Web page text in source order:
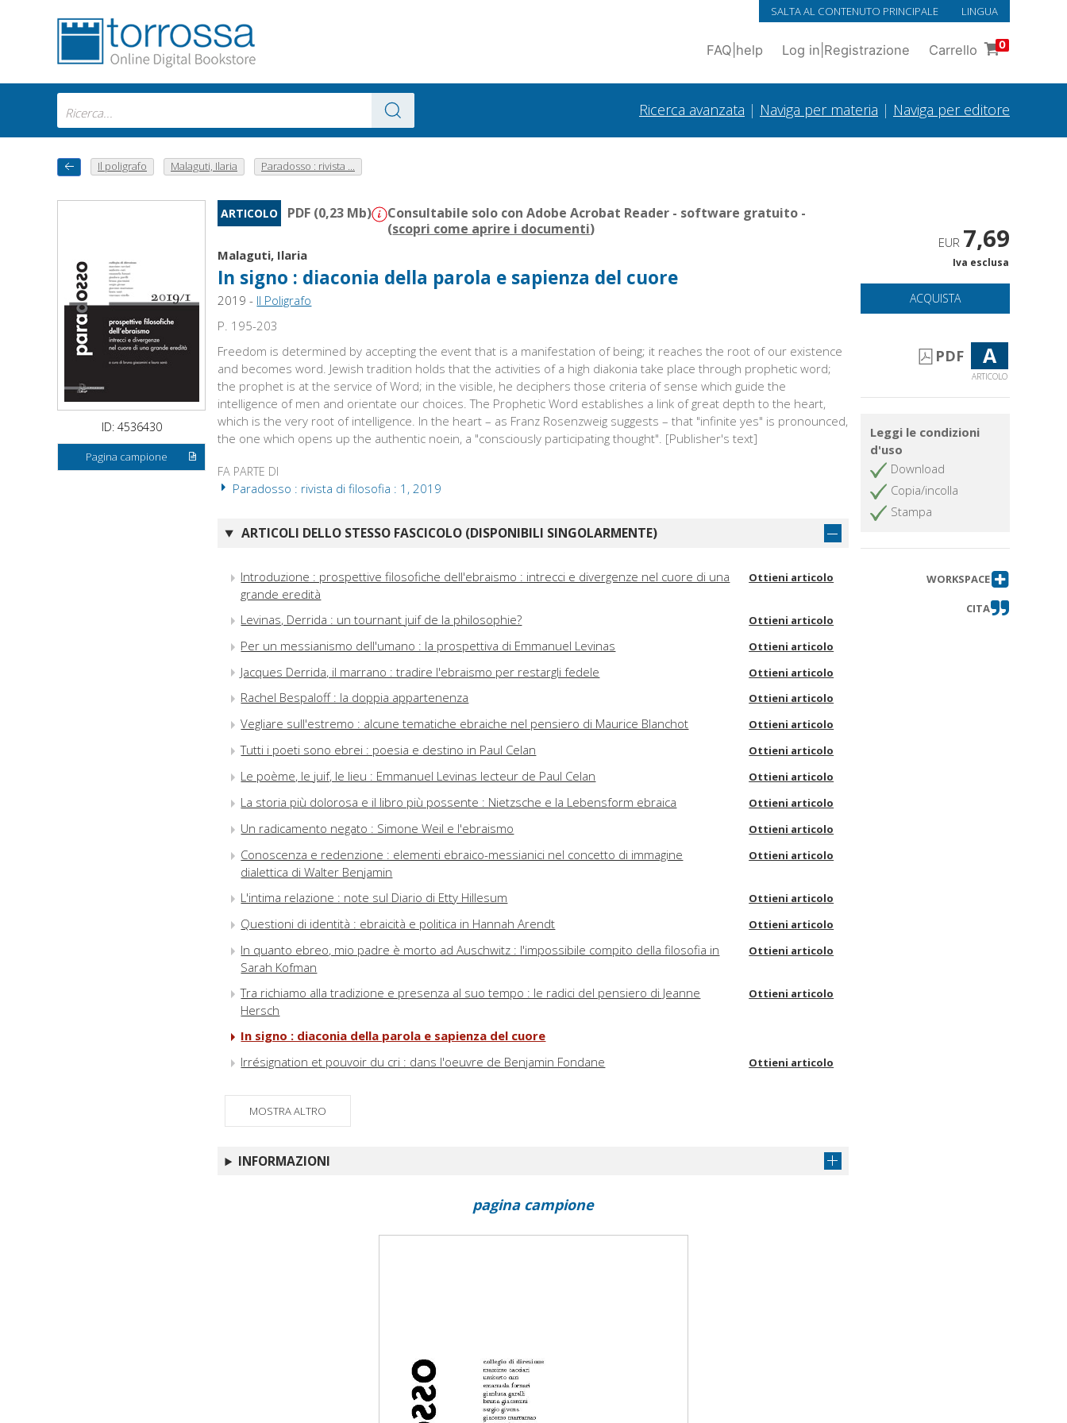
SALTA AL CONTENUTO PRINCIPALE LINGUA
FAQ help Log in Registrazione Carrello 0
Ricerca avanzata | Naviga per materia | Naviga per editore
Il poligrafo Malaguti, Ilaria Paradosso : rivista ...
ID: 4536430
Pagina campione
ARTICOLO PDF (0,23 Mb)
Consultabile solo con Adobe Acrobat Reader - software gratuito -
(scopri come aprire i documenti)
Malaguti, Ilaria
In signo : diaconia della parola e sapienza del cuore
2019 - Il Poligrafo
P. 195-203
Freedom is determined by accepting the event that is a manifestation of being; it reaches the root of our existence
and becomes word. Jewish tradition holds that the activities of a high diakonia take place through prophetic word;
the prophet is at the service of Word; in the visible, he deciphers those criteria of sense which guide the
intelligence of men and orientate our choices. The Prophetic Word establishes a link of great depth to the heart,
which is the very root of intelligence. In the heart – as Franz Rosenzweig suggests – that "infinite yes" is pronounced,
the one which opens up the authentic noein, a "consciously participating thought". [Publisher's text]
FA PARTE DI
Paradosso : rivista di filosofia : 1, 2019
ARTICOLI DELLO STESSO FASCICOLO (DISPONIBILI SINGOLARMENTE)
Introduzione : prospettive filosofiche dell'ebraismo : intrecci e divergenze nel cuore di una
grande eredità
Ottieni articolo
Levinas, Derrida : un tournant juif de la philosophie? Ottieni articolo
Per un messianismo dell'umano : la prospettiva di Emmanuel Levinas Ottieni articolo
Jacques Derrida, il marrano : tradire l'ebraismo per restargli fedele Ottieni articolo
Rachel Bespaloff : la doppia appartenenza Ottieni articolo
Vegliare sull'estremo : alcune tematiche ebraiche nel pensiero di Maurice Blanchot Ottieni articolo
Tutti i poeti sono ebrei : poesia e destino in Paul Celan Ottieni articolo
Le poème, le juif, le lieu : Emmanuel Levinas lecteur de Paul Celan Ottieni articolo
La storia più dolorosa e il libro più possente : Nietzsche e la Lebensform ebraica Ottieni articolo
Un radicamento negato : Simone Weil e l'ebraismo Ottieni articolo
Conoscenza e redenzione : elementi ebraico-messianici nel concetto di immagine
dialettica di Walter Benjamin
Ottieni articolo
L'intima relazione : note sul Diario di Etty Hillesum Ottieni articolo
Questioni di identità : ebraicità e politica in Hannah Arendt Ottieni articolo
In quanto ebreo, mio padre è morto ad Auschwitz : l'impossibile compito della filosofia in
Sarah Kofman
Ottieni articolo
Tra richiamo alla tradizione e presenza al suo tempo : le radici del pensiero di Jeanne
Hersch
Ottieni articolo
In signo : diaconia della parola e sapienza del cuore
Irrésignation et pouvoir du cri : dans l'oeuvre de Benjamin Fondane
Ottieni articolo
MOSTRA ALTRO
INFORMAZIONI
EUR 7,69
Iva esclusa
ACQUISTA
PDF A
ARTICOLO
Leggi le condizioni
d'uso
Download
Copia/incolla
Stampa
WORKSPACE
CITA
pagina campione